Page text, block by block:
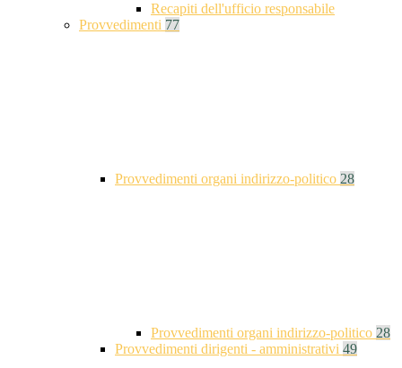
Recapiti dell'ufficio responsabile
Provvedimenti 77
Provvedimenti organi indirizzo-politico 28
Provvedimenti organi indirizzo-politico 28
Provvedimenti dirigenti - amministrativi 49